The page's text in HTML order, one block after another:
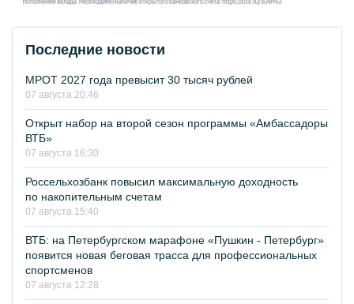
Последние новости
МРОТ 2027 года превысит 30 тысяч рублей
07 августа 20:46
Открыт набор на второй сезон программы «Амбассадоры
ВТБ»
07 августа 16:30
Россельхозбанк повысил максимальную доходность
по накопительным счетам
07 августа 15:40
ВТБ: на Петербургском марафоне «Пушкин - Петербург»
появится новая беговая трасса для профессиональных
спортсменов
07 августа 12:28